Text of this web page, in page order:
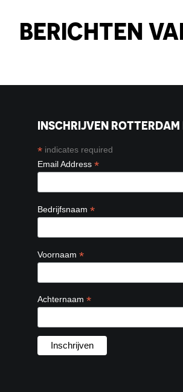
BERICHTEN
INSCHRIJVEN
* indicates required
Email Address *
Bedrijfsnaam *
Voornaam *
Achternaam *